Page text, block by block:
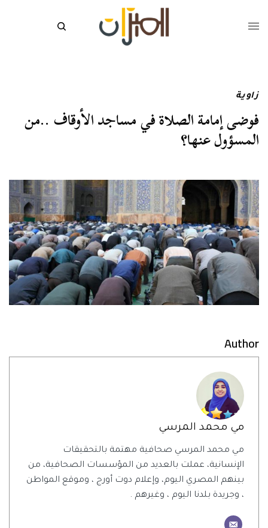
زاوية
فوضى إمامة الصلاة في مساجد الأوقاف ..من
المسؤول عنها؟
Author
مي محمد المرسي
مي محمد المرسي صحافية مهتمة بالتحقيقات
الإنسانية، عملت بالعديد من المؤسسات الصحافية، من
بينهم المصري اليوم، وإعلام دوت أورج ، وموقع المواطن
، وجريدة بلدنا اليوم ، وغيرهم .